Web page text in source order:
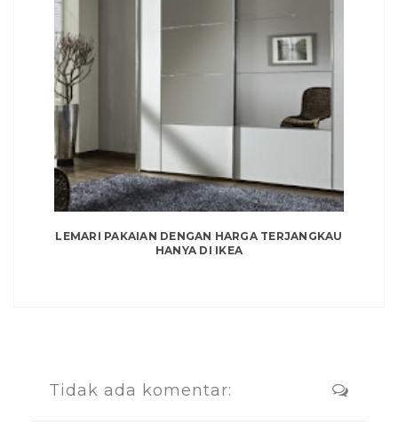
LEMARI PAKAIAN DENGAN HARGA TERJANGKAU
HANYA DI IKEA
Tidak ada komentar: